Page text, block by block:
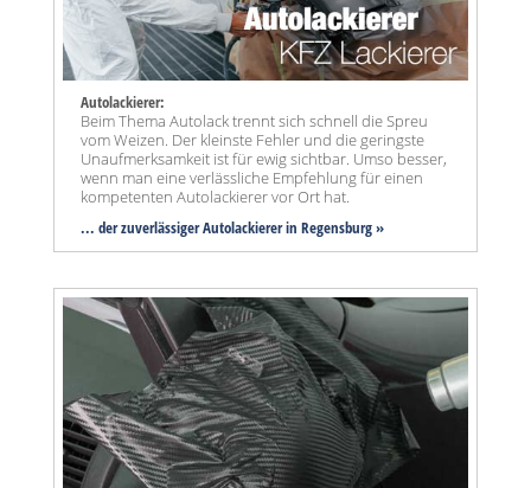
Autolackierer:
Beim Thema Autolack trennt sich schnell die Spreu
vom Weizen. Der kleinste Fehler und die geringste
Unaufmerksamkeit ist für ewig sichtbar. Umso besser,
wenn man eine verlässliche Empfehlung für einen
kompetenten Autolackierer vor Ort hat.
... der zuverlässiger Autolackierer in Regensburg »